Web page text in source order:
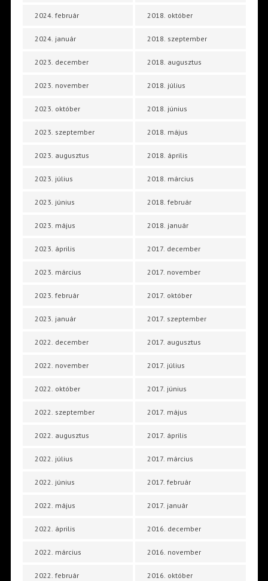
2024. február
2024. január
2023. december
2023. november
2023. október
2023. szeptember
2023. augusztus
2023. július
2023. június
2023. május
2023. április
2023. március
2023. február
2023. január
2022. december
2022. november
2022. október
2022. szeptember
2022. augusztus
2022. július
2022. június
2022. május
2022. április
2022. március
2022. február
2018. október
2018. szeptember
2018. augusztus
2018. július
2018. június
2018. május
2018. április
2018. március
2018. február
2018. január
2017. december
2017. november
2017. október
2017. szeptember
2017. augusztus
2017. július
2017. június
2017. május
2017. április
2017. március
2017. február
2017. január
2016. december
2016. november
2016. október